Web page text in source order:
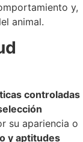
y,
animal.
controladas
su apariencia o
y aptitudes